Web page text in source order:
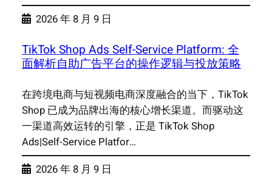
2026 年 8 月 9 日
TikTok Shop Ads Self-Service Platform: 全
面解析自助广告平台的操作逻辑与投放策略
在跨境电商与短视频电商深度融合的当下，TikTok
Shop 已成为品牌出海的核心增长渠道。而驱动这
一渠道高效运转的引擎，正是 TikTok Shop
Ads|Self-Service Platfor…
2026 年 8 月 9 日